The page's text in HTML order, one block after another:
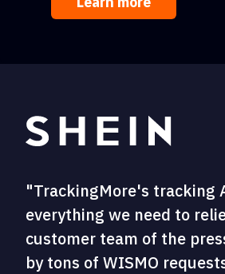
"TrackingMore's tracking
everything we need to
customer team of the
by tons of WISMO